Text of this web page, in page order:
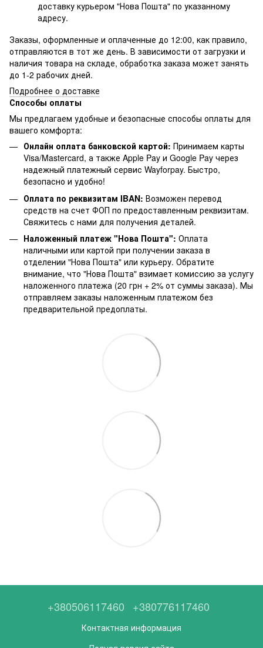
доставку курьером "Нова Пошта" по указанному
адресу.
Заказы, оформленные и оплаченные до 12:00, как правило,
отправляются в тот же день. В зависимости от загрузки и
наличия товара на складе, обработка заказа может занять
до 1-2 рабочих дней.
Подробнее о доставке
Способы оплаты
Мы предлагаем удобные и безопасные способы оплаты для
вашего комфорта:
Онлайн оплата банковской картой: Принимаем карты
Visa/Mastercard, а также Apple Pay и Google Pay через
надежный платежный сервис Wayforpay. Быстро,
безопасно и удобно!
Оплата по реквизитам IBAN: Возможен перевод
средств на счет ФОП по предоставленным реквизитам.
Свяжитесь с нами для получения деталей.
Наложенный платеж "Нова Пошта": Оплата
наличными или картой при получении заказа в
отделении "Нова Пошта" или курьеру. Обратите
внимание, что "Нова Пошта" взимает комиссию за услугу
наложенного платежа (20 грн + 2% от суммы заказа). Мы
отправляем заказы наложенным платежом без
предварительной предоплаты.
+380506117460 +380776117460
Контактная информация